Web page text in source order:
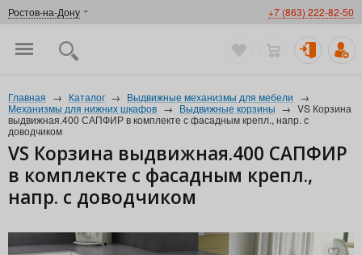
Ростов-на-Дону +7 (863) 222-82-50
Главная → Каталог → Выдвижные механизмы для мебели →
Механизмы для нижних шкафов → Выдвижные корзины → VS Корзина
выдвижная.400 САПФИР в комплекте с фасадным крепл., напр. с
доводчиком
VS Корзина выдвижная.400 САПФИР
в комплекте с фасадным крепл.,
напр. с доводчиком